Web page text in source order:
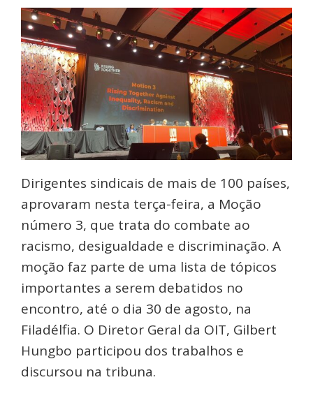
Dirigentes sindicais de mais de 100 países,
aprovaram nesta terça-feira, a Moção
número 3, que trata do combate ao
racismo, desigualdade e discriminação. A
moção faz parte de uma lista de tópicos
importantes a serem debatidos no
encontro, até o dia 30 de agosto, na
Filadélfia. O Diretor Geral da OIT, Gilbert
Hungbo participou dos trabalhos e
discursou na tribuna.